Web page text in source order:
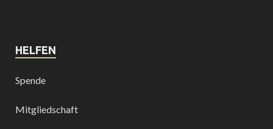
HELFEN
Spende
Mitgliedschaft